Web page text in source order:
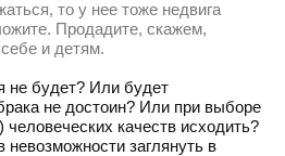
то у нее тоже недвига
Продадите, скажем,
и детям.
не будет? Или будет
не достоин? Или при выборе
человеческих качеств исходить?
заглянуть в